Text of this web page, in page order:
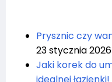
Prysznic czy
23 stycznia 2026
Jaki korek do
idealnej łazienki!